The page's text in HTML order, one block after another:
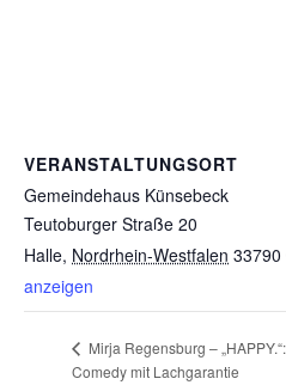
VERANSTALTUNGSORT
Gemeindehaus Künsebeck
Teutoburger Straße 20
Halle, Nordrhein-Westfalen 33790
anzeigen
Mirja Regensburg – „HAPPY.“:
Comedy mit Lachgarantie